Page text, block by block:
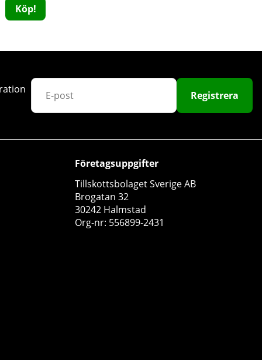
Skytrition Mess It UP, 450 g
Skytrition
19
Köp!
Registrera
Företagsuppgifter
Tillskottsbolaget Sverige AB
Brogatan 32
30242 Halmstad
Org-nr: 556899-2431